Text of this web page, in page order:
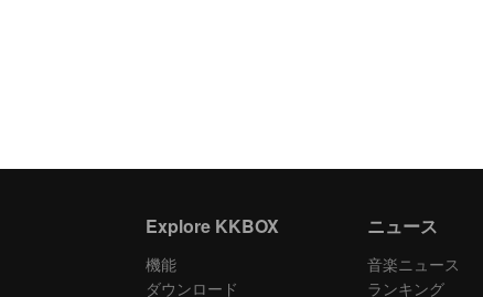
Explore KKBOX
機能
ダウンロード
ニュース
音楽ニュース
ランキング